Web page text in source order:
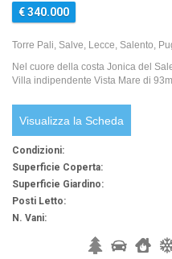
€ 340.000
Torre Pali, Salve, Lecce, Salento,
Nel cuore della costa Jonica del
Villa indipendente Vista Mare di
Visualizza la Scheda
Condizioni:
Superficie Coperta:
Superficie Giardino:
Posti Letto:
N. Vani: